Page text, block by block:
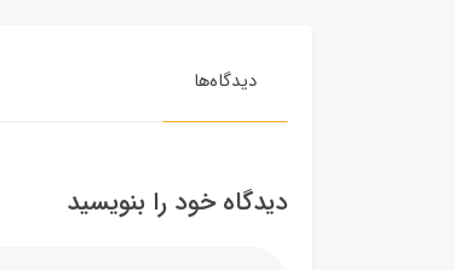
دیدگاه‌ها
دیدگاه خود را بنویسید